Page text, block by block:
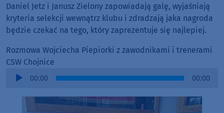
Daniel Jetz i Janusz Zielony zapowiadają galę, wyjaśniają
kryteria selekcji wewnątrz klubu i zdradzają jaka nagroda
będzie czekać na tego, który zaprezentuje się najlepiej.
Rozmowa Wojciecha Piepiorki z zawodnikami i trenerami
CSW Chojnice
Audio
00:00 00:00